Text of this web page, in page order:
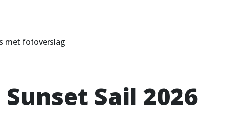
met fotoverslag
Sail 2026